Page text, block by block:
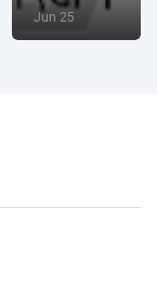
Jun 25